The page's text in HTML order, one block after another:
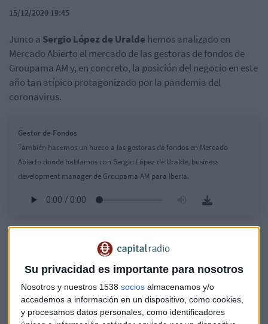
Su privacidad es importante para nosotros
Nosotros y nuestros 1538 socios almacenamos y/o
accedemos a información en un dispositivo, como cookies,
y procesamos datos personales, como identificadores
15/12/2020 19:45
Junto a Sergio López de Uralde hemos analizado en
Mercado Abierto el mercado de las gestoras de fondos de
Groupama AM y, en concreto, la posición del negocio en este
año tan atípico protagonizado por la pandemia del
coronavirus.
Gestor de Fondos
También hacemos un hueco a las gestoras de fondos en Mercado
Abierto donde hablamos con Sergio López de Uralde, business
development manager de Groupama AM para Iberia.
Webinar Inversión: Las apuestas de las gestoras para
Luna: ¿Es el momento de apostar por las pequeñas
compañías?
El balance de 2020, en general, para Groupama AM ha sido
"positivo" yua que se han alcanzado los 108.000 millones de